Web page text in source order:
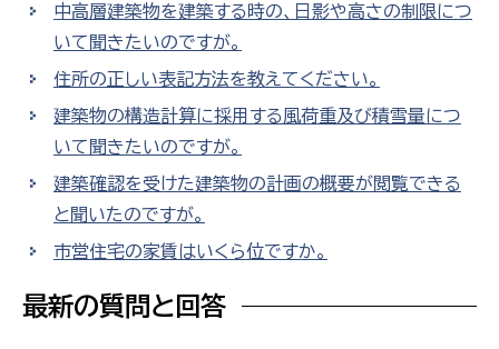
中高層建築物を建築する時の、日影や高さの制限につ
いて聞きたいのですが。
住所の正しい表記方法を教えてください。
建築物の構造計算に採用する風荷重及び積雪量につ
いて聞きたいのですが。
建築確認を受けた建築物の計画の概要が閲覧できる
と聞いたのですが。
市営住宅の家賃はいくら位ですか。
最新の質問と回答